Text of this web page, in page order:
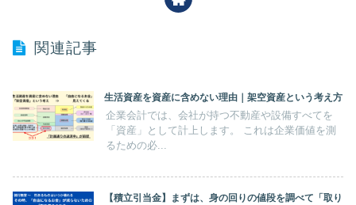
関連記事
生活資産を資産に含めない理由｜架空資産という考え方
企業会計では、会社が持つ不動産や設備すべてを
「資産」として計上します。 これは企業価値を測
るための必...
【積立引当金】まずは、身の回りの値段を調べて「取り